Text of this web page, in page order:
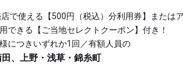
で使える【500円（税込）分利用券】または
できる【ご当地セレクトクーポン】付き！
につきいずれか1回／有額人員の
、上野・浅草・錦糸町